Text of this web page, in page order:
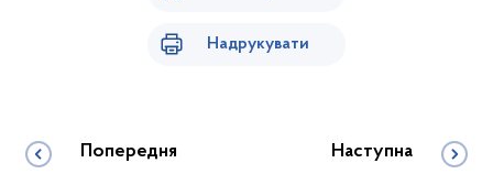
Надрукувати
Попередня Наступна